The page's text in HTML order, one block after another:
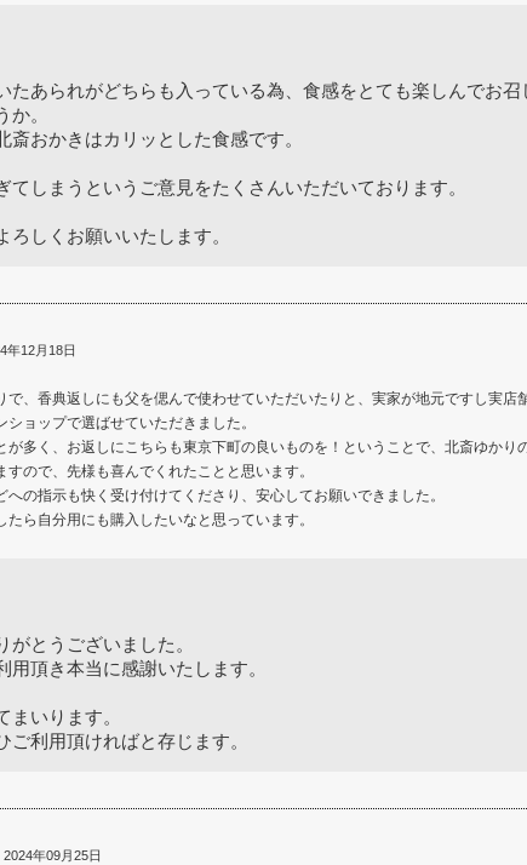
たあられがどちらも入っている為、食感をとても楽しんでお召
。
おかきはカリッとした食感です。
しまうというご意見をたくさんいただいております。
しくお願いいたします。
年12月18日
、香典返しにも父を偲んで使わせていただいたりと、実家が地元ですし実
ョップで選ばせていただきました。
多く、お返しにこちらも東京下町の良いものを！ということで、北斎ゆかり
ので、先様も喜んでくれたことと思います。
の指示も快く受け付けてくださり、安心してお願いできました。
ら自分用にも購入したいなと思っています。
とうございました。
頂き本当に感謝いたします。
いります。
利用頂ければと存じます。
年09月25日